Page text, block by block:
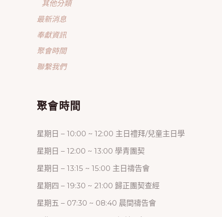
其他分類
最新消息
奉獻資訊
聚會時間
聯繫我們
聚會時間
星期日 – 10:00 ~ 12:00 主日禮拜/兒童主日學
星期日 – 12:00 ~ 13:00 學青團契
星期日 – 13:15 ~ 15:00 主日禱告會
星期四 – 19:30 ~ 21:00 歸正團契查經
星期五 – 07:30 ~ 08:40 晨間禱告會